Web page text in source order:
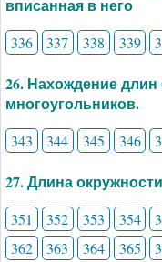
вписанная в него
336 337 338 339
26. Нахождение
многоугольников.
343 344 345 346
27. Длина
351 352 353 354
362
363 364 365